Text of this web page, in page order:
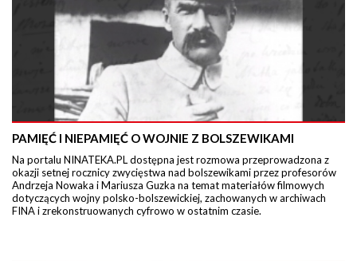
PAMIĘĆ I NIEPAMIĘĆ O WOJNIE Z BOLSZEWIKAMI
Na portalu NINATEKA.PL dostępna jest rozmowa przeprowadzona z
okazji setnej rocznicy zwycięstwa nad bolszewikami przez profesorów
Andrzeja Nowaka i Mariusza Guzka na temat materiałów filmowych
dotyczących wojny polsko-bolszewickiej, zachowanych w archiwach
FINA i zrekonstruowanych cyfrowo w ostatnim czasie.